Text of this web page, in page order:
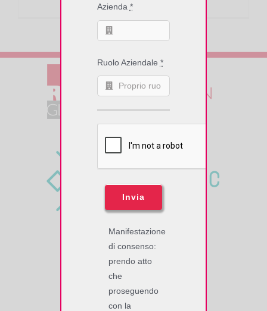
SOFTWORK SrL
Azienda *
Ruolo Aziendale *
Invia
Manifestazione
di consenso:
prendo atto
che
proseguendo
con la